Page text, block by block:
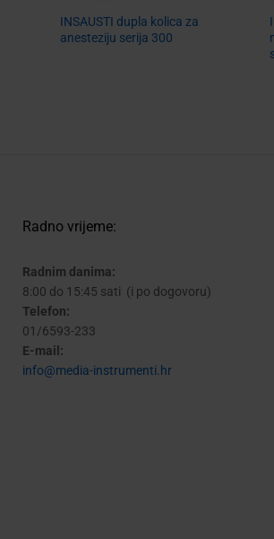
INSAUSTI dupla kolica za
anesteziju serija 300
Radno vrijeme:
Radnim danima:
8:00 do 15:45 sati (i po dogovoru)
Telefon:
01/6593-233
E-mail:
info@media-instrumenti.hr